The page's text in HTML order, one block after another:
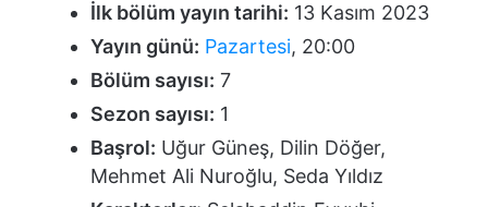
İlk bölüm yayın tarihi: 13 Kasım 2023
Yayın günü: Pazartesi, 20:00
Bölüm sayısı: 7
Sezon sayısı: 1
Başrol: Uğur Güneş, Dilin Döğer,
Mehmet Ali Nuroğlu, Seda Yıldız